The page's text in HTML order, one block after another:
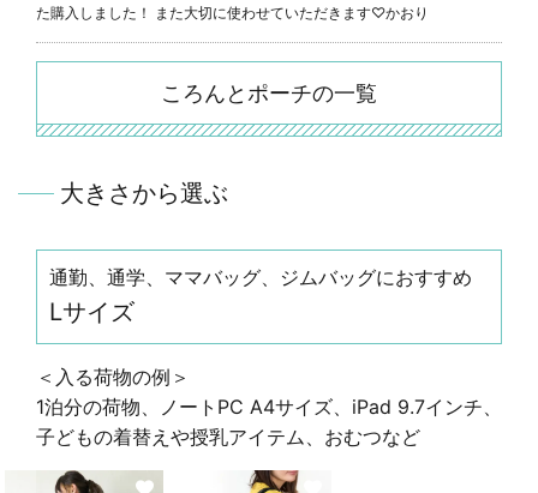
た購入しました！ また大切に使わせていただきます♡かおり
ころんとポーチの一覧
大きさから選ぶ
通勤、通学、ママバッグ、ジムバッグにおすすめ
Lサイズ
＜入る荷物の例＞
1泊分の荷物、ノートPC A4サイズ、iPad 9.7インチ、
子どもの着替えや授乳アイテム、おむつなど